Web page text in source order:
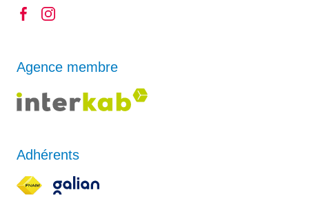
Agence membre
Adhérents